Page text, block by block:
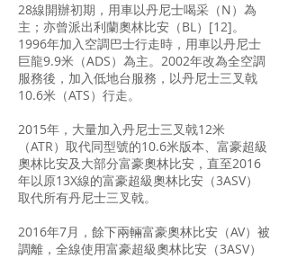
28線開辦初期，用車以丹尼士喝采 （N）為
主；亦曾派出利蘭奧林比安 （BL） [12]。
1996年加入空調巴士行走時，用車以丹尼士
巨龍9.9米（ADS）為主。2002年改為全空調
服務後，加入低地台服務 ，以丹尼士三叉戟
10.6米（ATS）行走。
2015年，大量加入丹尼士三叉戟12米
（ATR）取代同型號的10.6米版本、富豪超級
奧林比安及大部分富豪奧林比安，直至2016
年以原13X線的富豪超級奧林比安（3ASV）
取代所有丹尼士三叉戟。
2016年7月，餘下兩輛富豪奧林比安（AV）被
調離，全線使用富豪超級奧林比安（3ASV）